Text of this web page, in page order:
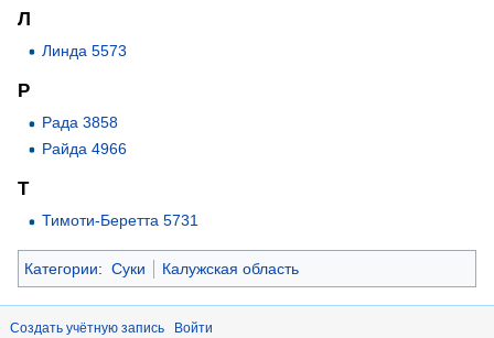
Л
Линда 5573
Р
Рада 3858
Райда 4966
Т
Тимоти-Беретта 5731
Категории: Суки Калужская область
Создать учётную запись Войти